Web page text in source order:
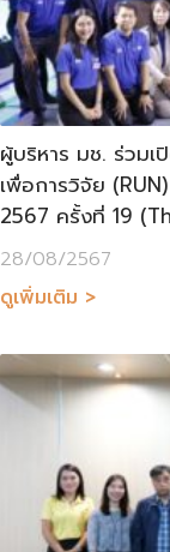
ผู้บริหาร มช. ร่วม
เพื่อการวิจัย
2567 ครั้งที่ 19
28/08/2567
ดูเพิ่มเติม >